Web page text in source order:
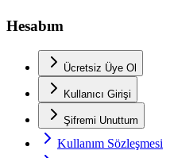
Hesabım
Ücretsiz Üye Ol
Kullanıcı Girişi
Şifremi Unuttum
Kullanım Sözleşmesi